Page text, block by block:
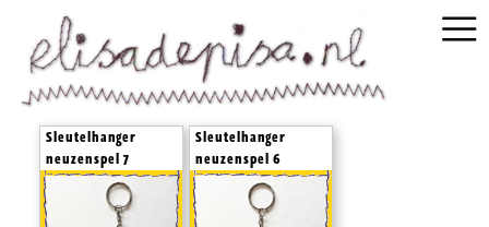
Sleutelhanger
neuzenspel 7
Sleutelhanger
neuzenspel 6